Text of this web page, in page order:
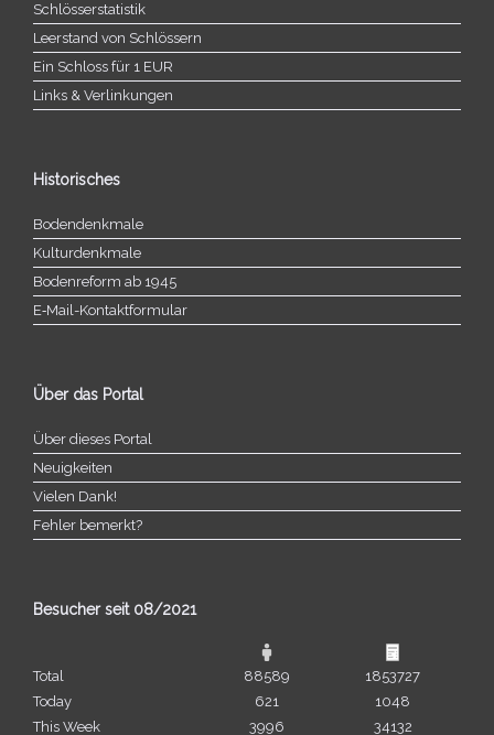
Schlösserstatistik
Leerstand von Schlössern
Ein Schloss für 1 EUR
Links & Verlinkungen
Historisches
Bodendenkmale
Kulturdenkmale
Bodenreform ab 1945
E‑Mail-​​Kontaktformular
Über das Portal
Über dieses Portal
Neuigkeiten
Vielen Dank!
Fehler bemerkt?
Besucher seit 08/​2021
Total 88589
1853727
Today
621
1048
This Week
3996 34132